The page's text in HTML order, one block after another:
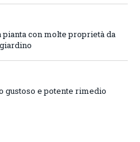
pianta con molte proprietà da
gustoso e potente rimedio